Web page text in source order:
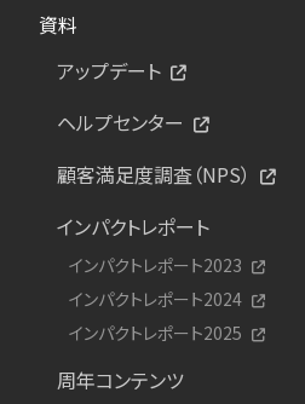
資料
アップデート
ヘルプセンター
顧客満足度調査（NPS）
インパクトレポート
インパクトレポート2023
インパクトレポート2024
インパクトレポート2025
周年コンテンツ